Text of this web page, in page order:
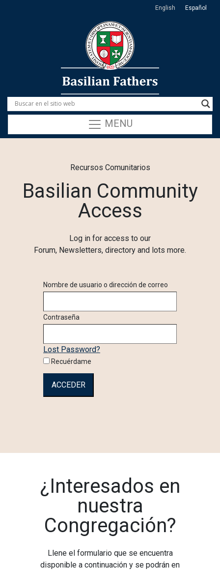
English Español
MENU
Recursos Comunitarios
Basilian Community
Access
Log in for access to our
Forum, Newsletters, directory and lots more.
Nombre de usuario o dirección de correo
Contraseña
Lost Password?
Recuérdame
¿Interesados en
nuestra
Congregación?
Llene el formulario que se encuentra
disponible a continuación y se podrán en